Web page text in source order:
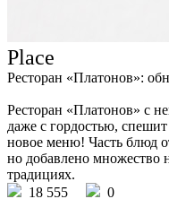
Place
Ресторан «Платонов»:
Ресторан «Платонов» с
даже с гордостью,
новое меню! Часть блюд
но добавлено множество
традициях.
18 555
0